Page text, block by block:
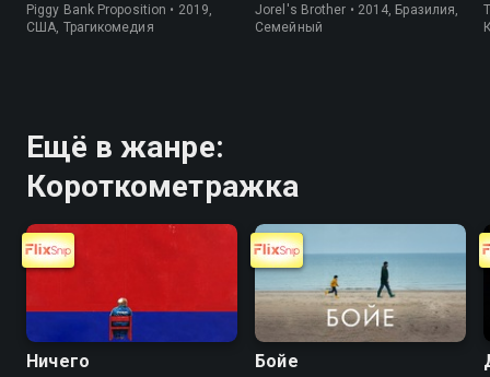
Piggy Bank Proposition • 2019,
США, Трагикомедия
Jorel's Brother • 2014, Бразилия,
Cемейный
Ещё в жанре:
Короткометражка
Ничего Бойе